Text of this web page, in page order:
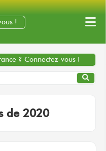
!
? Connectez-vous !
de 2020